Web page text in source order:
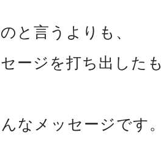
と言うよりも、
ージを打ち出した
なメッセージです